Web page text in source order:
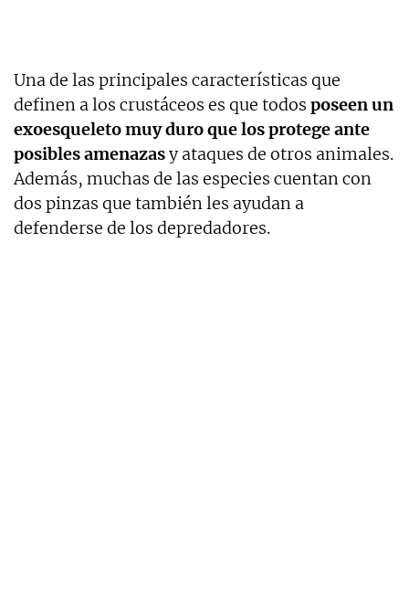
Una de las principales características que
definen a los crustáceos es que todos poseen un
exoesqueleto muy duro que los protege ante
posibles amenazasy ataques de otros animales.
Además, muchas de las especies cuentan con
dos pinzas que también les ayudan a
defenderse de los depredadores.